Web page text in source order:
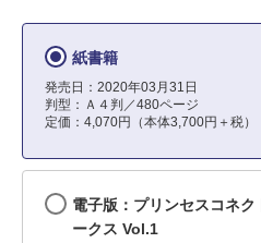
紙書籍
発売日：2020年03月31日
判型：Ａ４判／480ページ
定価：4,070円（本体3,700円＋税）
電子版：プリンセスコネ
ークス Vol.1